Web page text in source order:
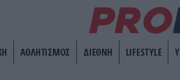
ΑΘΛΗΤΙΣΜΟΣ ΔΙΕΘΝΗ LIFESTYLE